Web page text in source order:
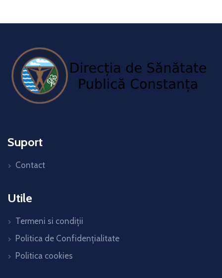
Suport
Contact
Utile
Termeni si condiții
Politica de Confidențialitate
Politica cookies